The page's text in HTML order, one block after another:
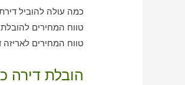
כמה עולה להוביל דירת 5 חדרים בעין יעקב עם חברת הובלה כולל
טווח המחירים להובלת דירת 5 חדרים בעין יעקב – בין
טווח המחירים לאריזה דירת 5 חדרים בעין יעקב – בין
הובלת דירה